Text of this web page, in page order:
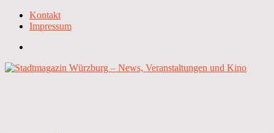
Kontakt
Impressum